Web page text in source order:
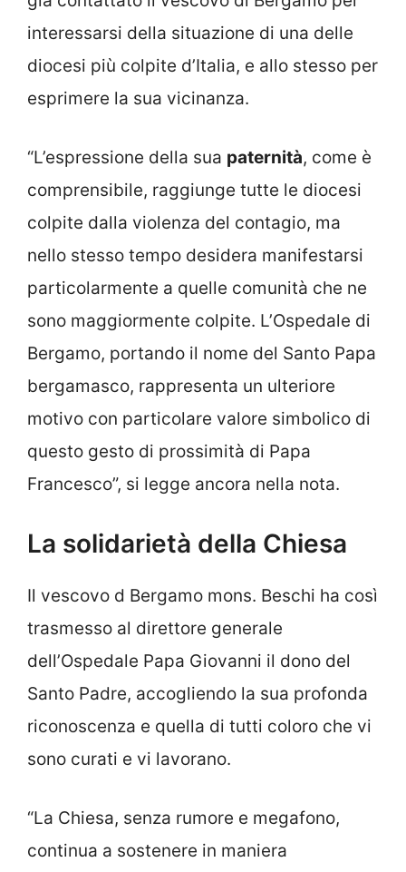
interessarsi della situazione di una delle
diocesi più colpite d’Italia, e allo stesso per
esprimere la sua vicinanza.
“L’espressione della sua paternità, come è
comprensibile, raggiunge tutte le diocesi
colpite dalla violenza del contagio, ma
nello stesso tempo desidera manifestarsi
particolarmente a quelle comunità che ne
sono maggiormente colpite. L’Ospedale di
Bergamo, portando il nome del Santo Papa
bergamasco, rappresenta un ulteriore
motivo con particolare valore simbolico di
questo gesto di prossimità di Papa
Francesco”, si legge ancora nella nota.
La solidarietà della Chiesa
Il vescovo d Bergamo mons. Beschi ha così
trasmesso al direttore generale
dell’Ospedale Papa Giovanni il dono del
Santo Padre, accogliendo la sua profonda
riconoscenza e quella di tutti coloro che vi
sono curati e vi lavorano.
“La Chiesa, senza rumore e megafono,
continua a sostenere in maniera